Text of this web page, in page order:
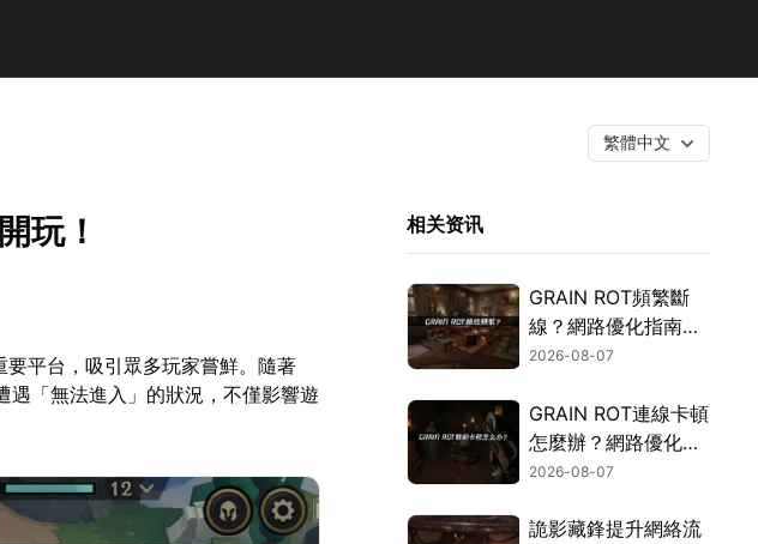
繁體中文
玩！
平台，吸引眾多玩家嘗鮮。隨著
遇「無法進入」的狀況，不僅影響遊
相关资讯
GRAIN ROT頻繁斷
線？網路優化指南一
次搞定！
2026-08-07
GRAIN ROT連線卡頓
怎麼辦？網路優化這
樣解決！
2026-08-07
詭影藏鋒提升網絡流